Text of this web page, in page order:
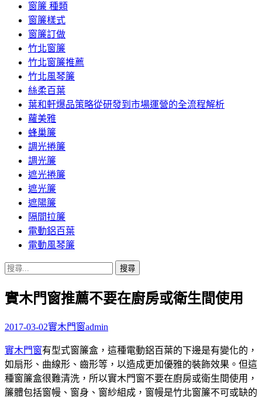
窗簾 種類
窗簾樣式
窗簾訂做
竹北窗簾
竹北窗簾推薦
竹北風琴簾
絲柔百葉
葉和軒爆品策略從研發到市場運營的全流程解析
蘿美雅
蜂巢簾
調光捲簾
調光簾
遮光捲簾
遮光簾
遮陽簾
隔間拉簾
電動鋁百葉
電動風琴簾
搜
關
字:
實木門窗推薦不要在廚房或衛生間使用
2017-03-02實木門窗admin
實木門窗有型式窗簾盒，這種電動鋁百葉的下邊是有變化的，
如扇形、曲線形、齒形等，以造成更加優雅的裝飾效果。但這
種窗簾盒很難清洗，所以實木門窗不要在廚房或衛生間使用，
簾體包括窗幔、窗身、窗紗組成，窗幔是竹北窗簾不可或缺的